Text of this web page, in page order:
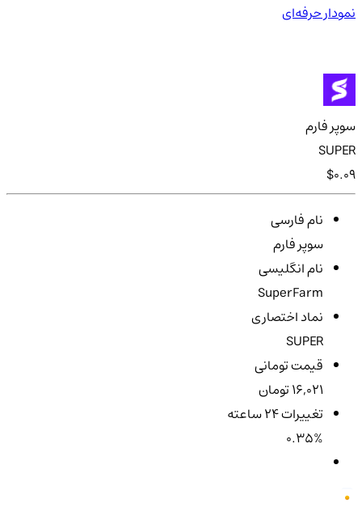
نمودار حرفه‌ای
سوپر فارم
SUPER
$0.09
نام فارسی
سوپر فارم
نام انگلیسی
SuperFarm
نماد اختصاری
SUPER
قیمت تومانی
16,021 تومان
تغییرات ۲۴ ساعته
0.35%